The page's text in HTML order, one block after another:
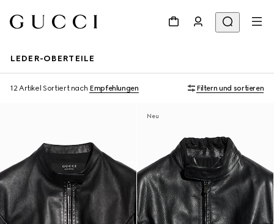
LEDER-OBERTEILE
12 Artikel Sortiert nach Empfehlungen Filtern und sortieren
Neu